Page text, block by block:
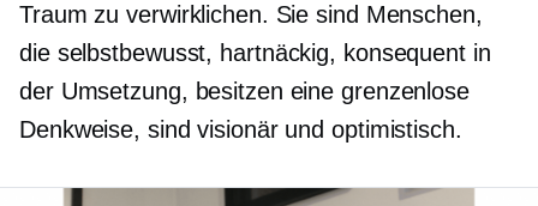
Traum zu verwirklichen. Sie sind Menschen,
die selbstbewusst, hartnäckig, konsequent in
der Umsetzung, besitzen eine grenzenlose
Denkweise, sind visionär und optimistisch.